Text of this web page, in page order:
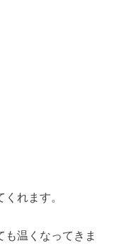
れます。
温くなってきま